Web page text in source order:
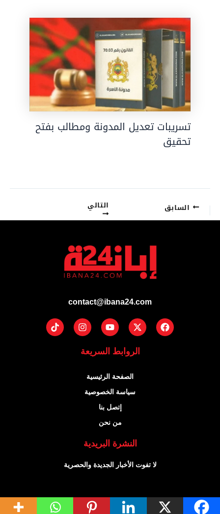
تسريبات تعديل المدونة ومطالب بفتح
تحقيق
السابق التالي
contact@ibana24.com
Facebook
X-
twitter
Youtube
Instagram
Tiktok
الروابط السريعة
الصفحة الرئيسية
سياسة الخصوصية
إتصل بنا
من نحن
النشرة البريدية
لا تفوت الأخبار الجديدة والحصرية
إبانة 24 جميع الحقوق محفوظة ©2024